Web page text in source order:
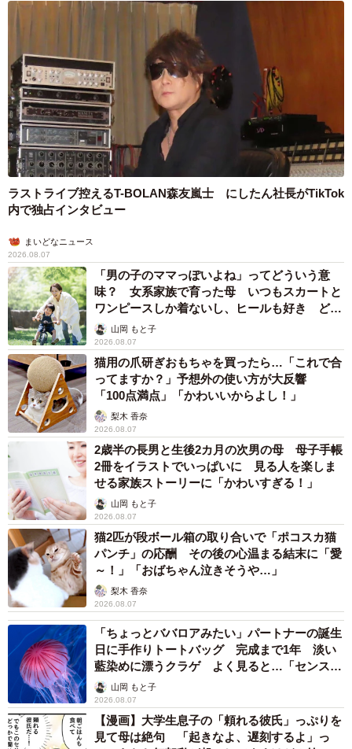
店主「青空を入れるとめちゃめちゃ良い写真が撮れるので笑ってしまい
ラストライブ控えるT-BOLAN森友嵐士 にしたん社長がTikTok
内で独占インタビュー
まいどなニュース
2026.08.07
「男の子のママっぽいよね」ってどういう意
味？ 女系家族で育った母 いつもスカートと
ワンピースしか着ないし、ヒールも好き どの
へんが…
山岡 もと子
2026.08.07
猫用の爪研ぎおもちゃを買ったら…「これで合
ってますか？」予想外の使い方が大反響
「100点満点」「かわいいからよし！」
梨木 香奈
2026.08.07
2歳半の長男と生後2カ月の次男の母 母子手帳
2冊をイラストでいっぱいに 見る人を楽しま
せる家族ストーリーに「かわいすぎる！」
山岡 もと子
2026.08.07
猫2匹が段ボール箱の取り合いで「ポコスカ猫
パンチ」の応酬 その後の心温まる結末に「愛
～！」「おばちゃん泣きそうや…」
梨木 香奈
2026.08.07
「ちょっとババロアみたい」パートナーの誕生
日に手作りトートバッグ 完成まで1年 淡い
藍染めに漂うクラゲ よく見ると…「センスす
ごい」山岡 もと子
2026.08.07
【漫画】大学生息子の「頼れる彼氏」っぷりを
見て母は絶句 「起きなよ、遅刻するよ」っ